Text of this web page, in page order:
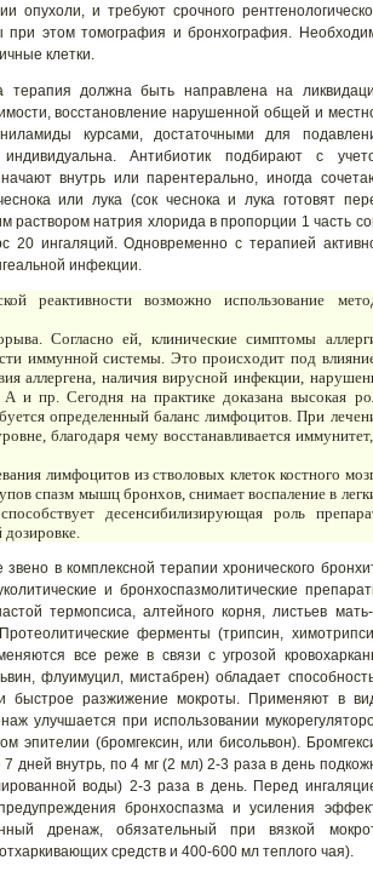
и требуют срочного
при этом томография и бронхография.
клетки.
терапия должна быть направлена на
восстановление нарушенной общей и
курсами, достаточными для
Антибиотик подбирают с
внутрь или парентерально, иногда
или лука (сок чеснока и лука готовят
раствором натрия хлорида в пропорции 1 часть
20 ингаляций. Одновременно с терапией
инфекции.
реактивности возможно использование
Согласно ей, клинические симптомы
иммунной системы. Это происходит под
аллергена, наличия вирусной инфекции,
А и пр. Сегодня на практике доказана высокая
определенный баланс лимфоцитов. При
благодаря чему восстанавливается
лимфоцитов из стволовых клеток костного
спазм мышц бронхов, снимает воспаление в
десенсибилизирующая роль
в комплексной терапии хронического
и бронхоспазмолитические
термопсиса, алтейного корня, листьев
ферменты (трипсин,
все реже в связи с угрозой
флуимуцил, мистабрен) обладает
быстрое разжижение мокроты. Применяют в
улучшается при использовании
эпителии (бромгексин, или бисольвон).
дней внутрь, по 4 мг (2 мл) 2-3 раза в день
воды) 2-3 раза в день. Перед
бронхоспазма и усиления
дренаж, обязательный при вязкой
средств и 400-600 мл теплого чая).